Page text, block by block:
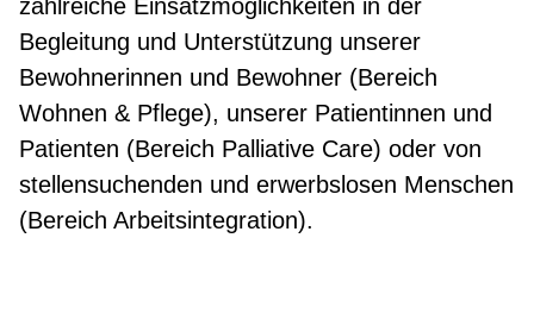
zahlreiche Einsatzmöglichkeiten in der
Begleitung und Unterstützung unserer
Bewohnerinnen und Bewohner (Bereich
Wohnen & Pflege), unserer Patientinnen und
Patienten (Bereich Palliative Care) oder von
stellensuchenden und erwerbslosen Menschen
(Bereich Arbeitsintegration).